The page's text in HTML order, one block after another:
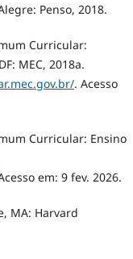
Penso, 2018.
Curricular:
MEC, 2018a.
. Acesso
Curricular: Ensino
em: 9 fev. 2026.
MA: Harvard